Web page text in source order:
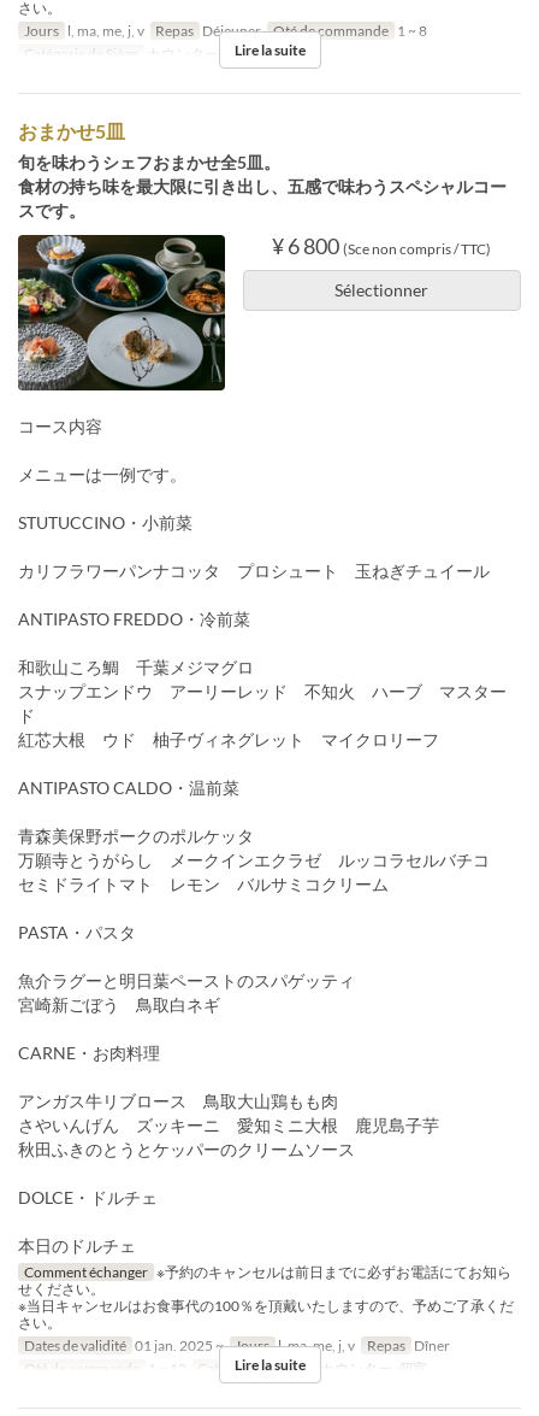
さい。
Jours l, ma, me, j, v Repas Déjeuner Qté de commande 1 ~ 8
Catégorie de Siège
カウンター, 個室Lire la suite
おまかせ5皿
旬を味わうシェフおまかせ全5皿。
食材の持ち味を最大限に引き出し、五感で味わうスペシャルコー
スです。
¥ 6 800 (Sce non compris / TTC)
Sélectionner
コース内容
メニューは一例です。
STUTUCCINO・小前菜
カリフラワーパンナコッタ プロシュート 玉ねぎチュイール
ANTIPASTO FREDDO・冷前菜
和歌山ころ鯛 千葉メジマグロ
スナップエンドウ アーリーレッド 不知火 ハーブ マスター
ド
紅芯大根 ウド 柚子ヴィネグレット マイクロリーフ
ANTIPASTO CALDO・温前菜
青森美保野ポークのポルケッタ
万願寺とうがらし メークインエクラゼ ルッコラセルバチコ
セミドライトマト レモン バルサミコクリーム
PASTA・パスタ
魚介ラグーと明日葉ペーストのスパゲッティ
宮崎新ごぼう 鳥取白ネギ
CARNE・お肉料理
アンガス牛リブロース 鳥取大山鶏もも肉
さやいんげん ズッキーニ 愛知ミニ大根 鹿児島子芋
秋田ふきのとうとケッパーのクリームソース
DOLCE・ドルチェ
本日のドルチェ
Comment échanger ※予約のキャンセルは前日までに必ずお電話にてお知ら
せください。
※当日キャンセルはお食事代の100％を頂戴いたしますので、予めご了承くだ
さい。
Dates de validité 01 jan. 2025 ~ Jours l, ma, me, j, v Repas Dîner
Qté de commande
1 ~ 12 Catégorie de Siège カウンター, 個室
Lire la suite